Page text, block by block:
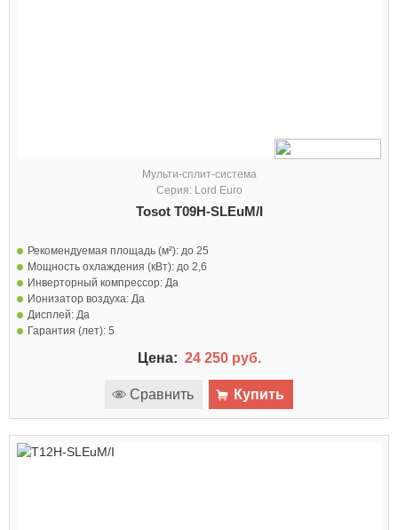
Мульти-сплит-система
Серия: Lord Euro
Tosot T09H-SLEuM/I
Рекомендуемая площадь (м²): до 25
Мощность охлаждения (кВт): до 2,6
Инверторный компрессор: Да
Ионизатор воздуха: Да
Дисплей: Да
Гарантия (лет): 5
Цена: 24 250 руб.
Сравнить Купить